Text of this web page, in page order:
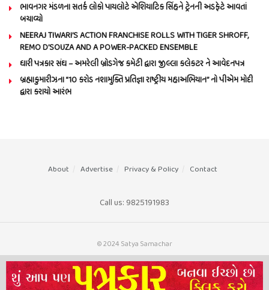
ભાવનગર મંડળના સતર્ક લોકો પાયલોટે એશિયાટિક સિંહને ટ્રેનની અડફેટે આવતાં
બચાવ્યો
NEERAJ TIWARI’S ACTION FRANCHISE ROLLS WITH TIGER SHROFF,
REMO D’SOUZA AND A POWER-PACKED ENSEMBLE
ધારી પત્રકાર સંઘ – અમરેલી બ્રોડગેજ કમેટી દ્વારા જીલ્લા કલેકટર ને આવેદનપત્ર
બ્રહ્માકુમારીઝના “10 કરોડ નશામુક્તિ પ્રતિજ્ઞા રાષ્ટ્રીય મહાઅભિયાન” નો પીએમ મોદી
દ્વારા કરાયો આરંભ
About Advertise Privacy & Policy Contact
Call us: 9825191983
© 2024 Satya Samachar